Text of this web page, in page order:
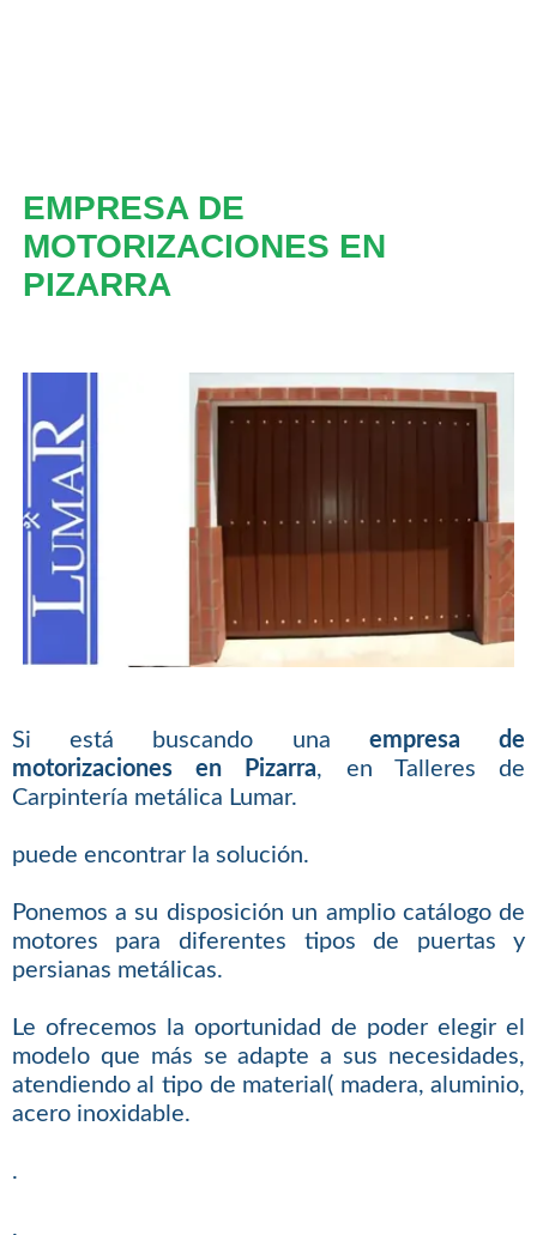
EMPRESA DE
MOTORIZACIONES EN
PIZARRA
Si está buscando una empresa de
motorizaciones en Pizarra, en Talleres de
Carpintería metálica Lumar.
puede encontrar la solución.
Ponemos a su disposición un amplio catálogo de
motores para diferentes tipos de puertas y
persianas metálicas.
Le ofrecemos la oportunidad de poder elegir el
modelo que más se adapte a sus necesidades,
atendiendo al tipo de material( madera, aluminio,
acero inoxidable.
.
.